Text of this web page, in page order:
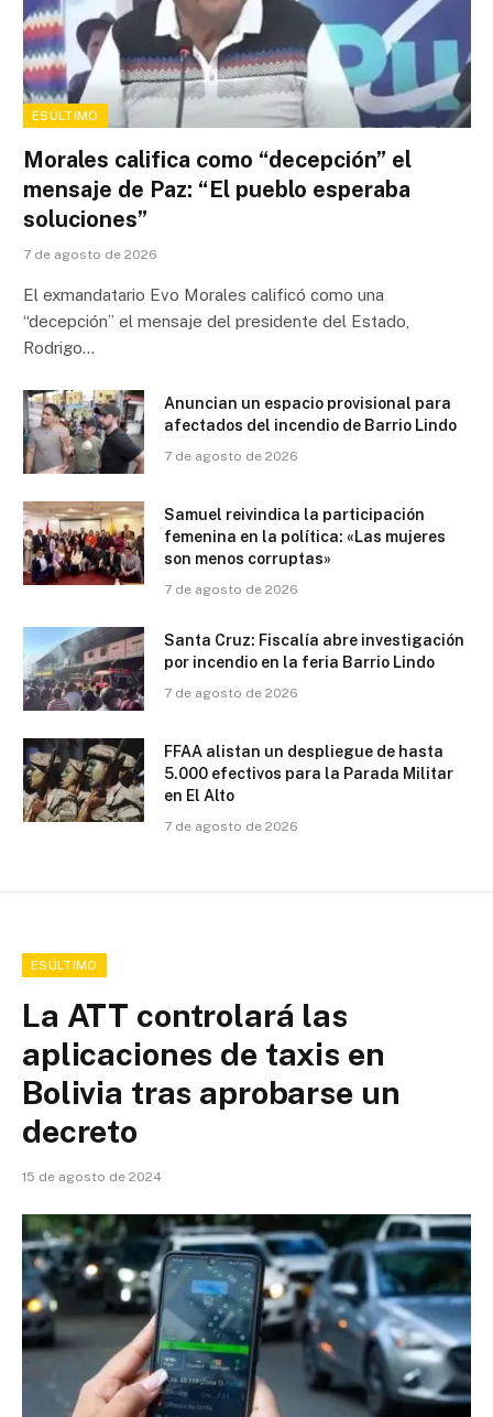
ESÚLTIMO
Morales califica como “decepción” el
mensaje de Paz: “El pueblo esperaba
soluciones”
7 de agosto de 2026
El exmandatario Evo Morales calificó como una
“decepción” el mensaje del presidente del Estado,
Rodrigo…
Anuncian un espacio provisional para
afectados del incendio de Barrio Lindo
7 de agosto de 2026
Samuel reivindica la participación
femenina en la política: «Las mujeres
son menos corruptas»
7 de agosto de 2026
Santa Cruz: Fiscalía abre investigación
por incendio en la feria Barrio Lindo
7 de agosto de 2026
FFAA alistan un despliegue de hasta
5.000 efectivos para la Parada Militar
en El Alto
7 de agosto de 2026
ESÚLTIMO
La ATT controlará las
aplicaciones de taxis en
Bolivia tras aprobarse un
decreto
15 de agosto de 2024